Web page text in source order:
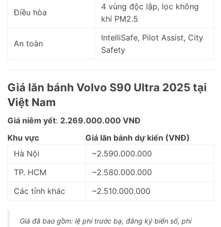
Điều hòa
4 vùng độc lập, lọc không
khí PM2.5
An toàn
IntelliSafe, Pilot Assist, City
Safety
Giá lăn bánh Volvo S90 Ultra 2025 tại
Việt Nam
Giá niêm yết: 2.269.000.000 VNĐ
Khu vực
Giá lăn bánh dự kiến (VNĐ)
Hà Nội
~2.590.000.000
TP. HCM
~2.580.000.000
Các tỉnh khác
~2.510.000.000
Giá đã bao gồm: lệ phí trước bạ, đăng ký biển số, phí